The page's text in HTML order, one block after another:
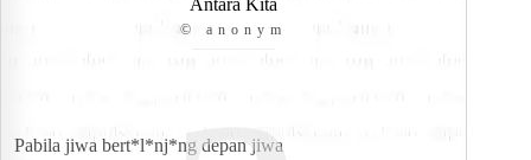
Antara Kita
© anonym
Pabila jiwa bert*l*nj*ng depan jiwa